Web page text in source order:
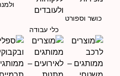
כושר וספורט
כלי עבודה
ולמנהל